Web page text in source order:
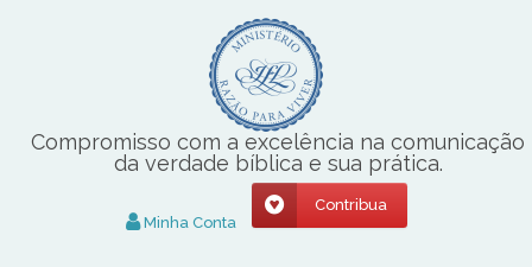
Compromisso com a excelência na comunicação
da verdade bíblica e sua prática.
Minha Conta
Contribua